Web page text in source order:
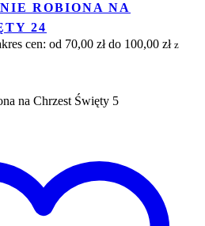
ROBIONA NA
24
cen: od 70,00 zł do 100,00 zł z